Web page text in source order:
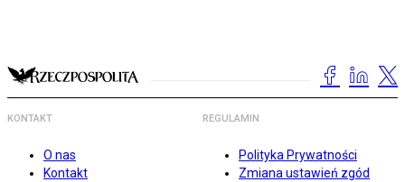
KONTAKT
O nas
Kontakt
REGULAMIN
Polityka Prywatności
Zmiana ustawień zgód